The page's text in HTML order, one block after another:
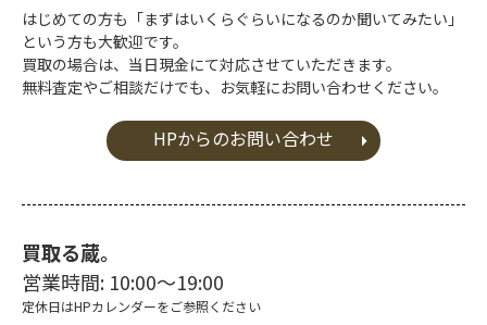
はじめての方も「まずはいくらぐらいになるのか聞いてみたい」
という方も大歓迎です。
買取の場合は、当日現金にて対応させていただきます。
無料査定やご相談だけでも、お気軽にお問い合わせください。
HPからのお問い合わせ
買取る蔵。
営業時間: 10:00～19:00
定休日はHPカレンダーをご参照ください